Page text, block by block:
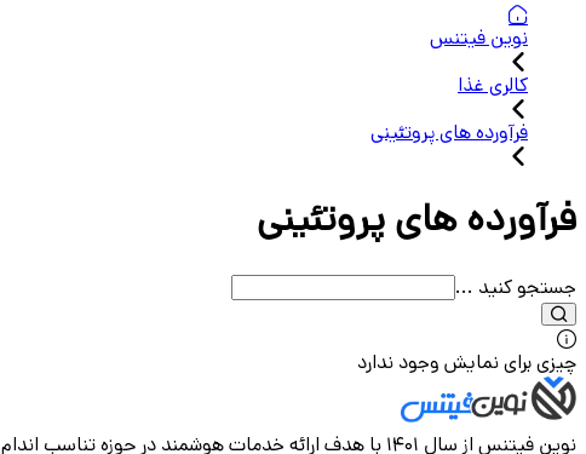
نوین فیتنس
کالری غذا
فرآورده های پروتئینی
فرآورده های پروتئینی
جستجو کنید ...
چیزی برای نمایش وجود ندارد
نوین فیتنس از سال ۱۴۰۱ با هدف ارائه خدمات هوشمند